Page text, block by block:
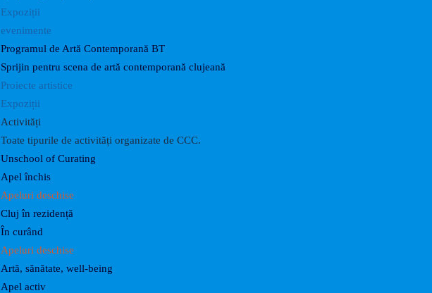
Expoziții
evenimente
Programul de Artă Contemporană BT
Sprijin pentru scena de artă contemporană clujeană
Proiecte artistice
Expoziții
Activități
Toate tipurile de activități organizate de CCC.
Unschool of Curating
Apel închis
Apeluri deschise
Cluj în rezidență
În curând
Apeluri deschise
Artă, sănătate, well-being
Apel activ